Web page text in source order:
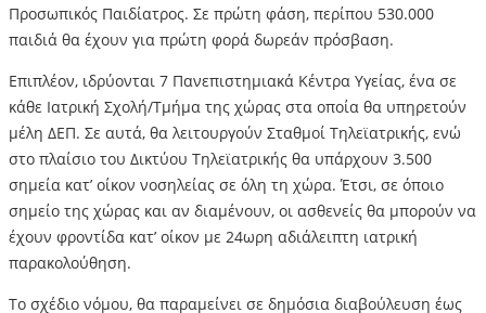
Προσωπικός Παιδίατρος. Σε πρώτη φάση, περίπου 530.000
παιδιά θα έχουν για πρώτη φορά δωρεάν πρόσβαση.
Επιπλέον, ιδρύονται 7 Πανεπιστημιακά Κέντρα Υγείας, ένα σε
κάθε Ιατρική Σχολή/Τμήμα της χώρας στα οποία θα υπηρετούν
μέλη ΔΕΠ. Σε αυτά, θα λειτουργούν Σταθμοί Τηλεϊατρικής, ενώ
στο πλαίσιο του Δικτύου Τηλεϊατρικής θα υπάρχουν 3.500
σημεία κατ’ οίκον νοσηλείας σε όλη τη χώρα. Έτσι, σε όποιο
σημείο της χώρας και αν διαμένουν, οι ασθενείς θα μπορούν να
έχουν φροντίδα κατ’ οίκον με 24ωρη αδιάλειπτη ιατρική
παρακολούθηση.
Το σχέδιο νόμου, θα παραμείνει σε δημόσια διαβούλευση έως